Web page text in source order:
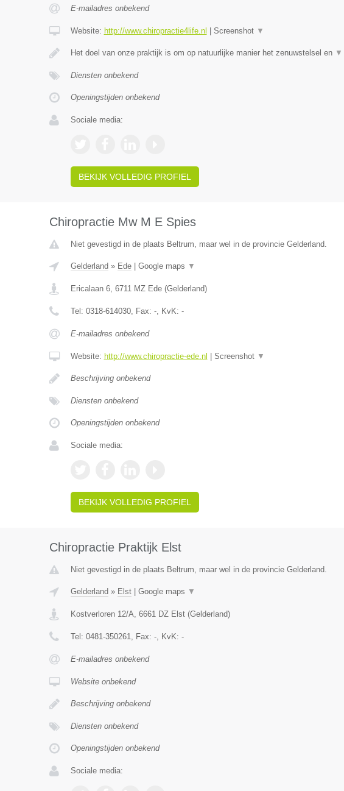
E-mailadres onbekend
Website: http://www.chiropractie4life.nl Screenshot ▼
Het doel van onze praktijk is om op natuurlijke manier het zenuwstelsel en ▼
Diensten onbekend
Openingstijden onbekend
Sociale media:
BEKIJK VOLLEDIG PROFIEL
Chiropractie Mw M E Spies
Niet gevestigd in de plaats Beltrum, maar wel in de provincie Gelderland.
Gelderland » Ede| Google maps ▼
Ericalaan 6, 6711 MZ Ede(Gelderland)
Tel: 0318-614030, Fax: -, KvK: -
E-mailadres onbekend
Website: http://www.chiropractie-ede.nl Screenshot ▼
Beschrijving onbekend
Diensten onbekend
Openingstijden onbekend
Sociale media:
BEKIJK VOLLEDIG PROFIEL
Chiropractie Praktijk Elst
Niet gevestigd in de plaats Beltrum, maar wel in de provincie Gelderland.
Gelderland » Elst| Google maps ▼
Kostverloren 12/A, 6661 DZ Elst(Gelderland)
Tel: 0481-350261, Fax: -, KvK: -
E-mailadres onbekend
Website onbekend
Beschrijving onbekend
Diensten onbekend
Openingstijden onbekend
Sociale media: